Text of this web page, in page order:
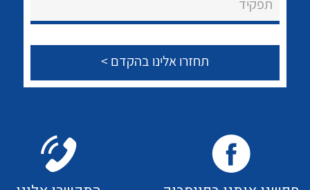
צור קשר
תפקיד